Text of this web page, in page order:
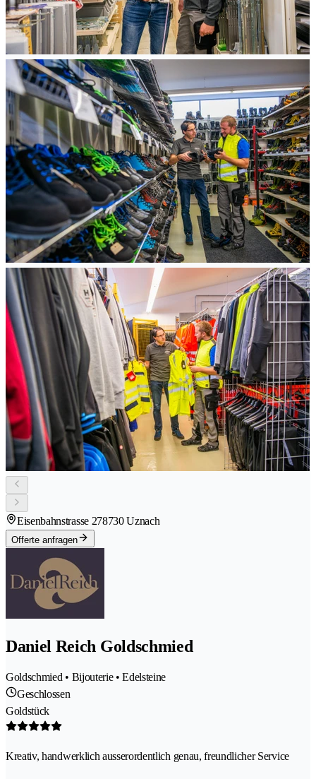
Eisenbahnstrasse 278730 Uznach
Offerte anfragen
Daniel Reich Goldschmied
Goldschmied • Bijouterie • Edelsteine
Geschlossen
Goldstück
Kreativ, handwerklich ausserordentlich genau, freundlicher Service